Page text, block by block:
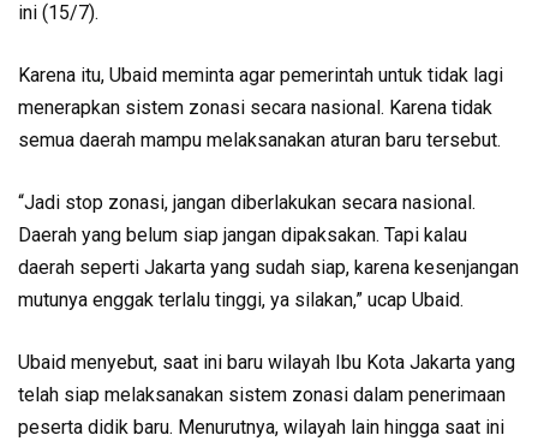
ini (15/7).
Karena itu, Ubaid meminta agar pemerintah untuk tidak lagi
menerapkan sistem zonasi secara nasional. Karena tidak
semua daerah mampu melaksanakan aturan baru tersebut.
“Jadi stop zonasi, jangan diberlakukan secara nasional.
Daerah yang belum siap jangan dipaksakan. Tapi kalau
daerah seperti Jakarta yang sudah siap, karena kesenjangan
mutunya enggak terlalu tinggi, ya silakan,” ucap Ubaid.
Ubaid menyebut, saat ini baru wilayah Ibu Kota Jakarta yang
telah siap melaksanakan sistem zonasi dalam penerimaan
peserta didik baru. Menurutnya, wilayah lain hingga saat ini